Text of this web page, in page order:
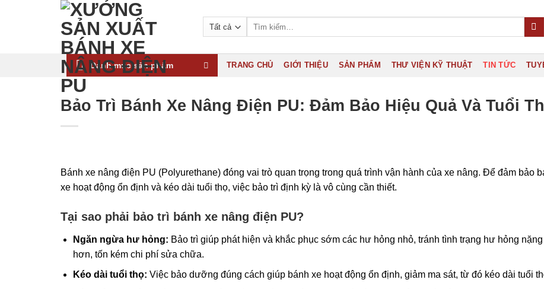
Danh mục sản phẩm TRANG CHỦ GIỚI THIỆU SẢN PHẨM THƯ VIỆN KỸ THUẬT TIN TỨC
Bảo Trì Bánh Xe Nâng Điện PU: Đảm Bảo Hiệu Quả Và Tuổi
Bánh xe nâng điện PU (Polyurethane) đóng vai trò quan trọng trong quá trình vận hành của xe nâng. Để đảm bảo
xe hoạt động ổn định và kéo dài tuổi thọ, việc bảo trì định kỳ là vô cùng cần thiết.
Tại sao phải bảo trì bánh xe nâng điện PU?
Ngăn ngừa hư hỏng: Bảo trì giúp phát hiện và khắc phục sớm các hư hỏng nhỏ, tránh tình trạng hư hỏng nặng
hơn, tốn kém chi phí sửa chữa.
Kéo dài tuổi thọ: Việc bảo dưỡng đúng cách giúp bánh xe hoạt động ổn định, giảm ma sát, từ đó kéo dài tuổi